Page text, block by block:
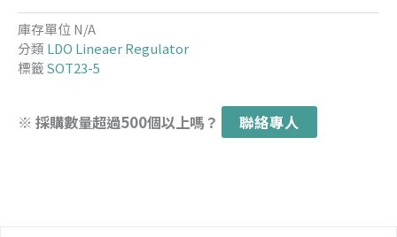
庫存單位 N/A
分類 LDO Lineaer Regulator
標籤SOT23-5
※ 採購數量超過500個以上嗎？ 聯絡專人